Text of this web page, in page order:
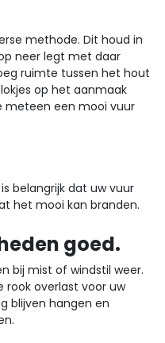
methode. Dit houd in
neer legt met daar
ruimte tussen het hout
op het aanmaak
meteen een mooi vuur
belangrijk dat uw vuur
het mooi kan branden.
goed.
bij mist of windstil weer.
rook overlast voor uw
blijven hangen en